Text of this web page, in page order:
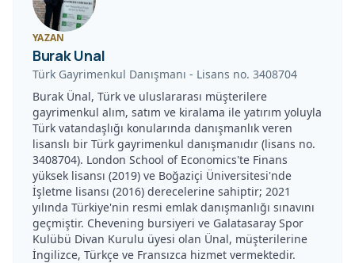
YAZAN
Burak Unal
Türk Gayrimenkul Danışmanı - Lisans no. 3408704
Burak Ünal, Türk ve uluslararası müşterilere
gayrimenkul alım, satım ve kiralama ile yatırım yoluyla
Türk vatandaşlığı konularında danışmanlık veren
lisanslı bir Türk gayrimenkul danışmanıdır (lisans no.
3408704). London School of Economics'te Finans
yüksek lisansı (2019) ve Boğaziçi Üniversitesi'nde
İşletme lisansı (2016) derecelerine sahiptir; 2021
yılında Türkiye'nin resmi emlak danışmanlığı sınavını
geçmiştir. Chevening bursiyeri ve Galatasaray Spor
Kulübü Divan Kurulu üyesi olan Ünal, müşterilerine
İngilizce, Türkçe ve Fransızca hizmet vermektedir.